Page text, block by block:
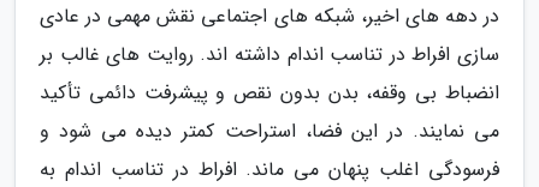
در دهه های اخیر، شبکه های اجتماعی نقش مهمی در عادی
سازی افراط در تناسب اندام داشته اند. روایت های غالب بر
انضباط بی وقفه، بدن بدون نقص و پیشرفت دائمی تأکید
می نمایند. در این فضا، استراحت کمتر دیده می شود و
فرسودگی اغلب پنهان می ماند. افراط در تناسب اندام به